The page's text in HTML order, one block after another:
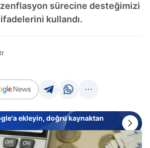
sürecine desteğimizi
kullandı.
ekleyin, doğru kaynaktan